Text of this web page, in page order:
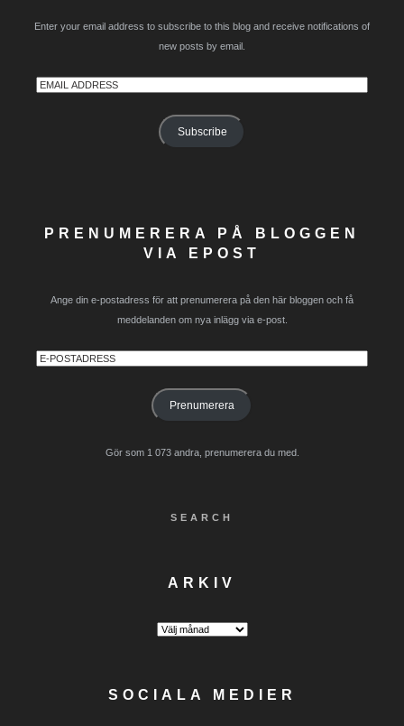
Enter your email address to subscribe to this blog and receive notifications of
new posts by email.
Email
Subscribe
PRENUMERERA PÅ BLOGGEN
VIA EPOST
Ange din e-postadress för att prenumerera på den här bloggen och få
meddelanden om nya inlägg via e-post.
E-
Prenumerera
Gör som 1 073 andra, prenumerera du med.
SEARCH
ARKIV
Arkiv
SOCIALA MEDIER